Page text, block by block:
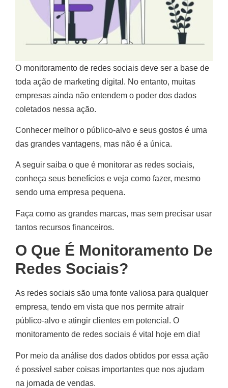
O monitoramento de redes sociais deve ser a base de
toda ação de marketing digital. No entanto, muitas
empresas ainda não entendem o poder dos dados
coletados nessa ação.
Conhecer melhor o público-alvo e seus gostos é uma
das grandes vantagens, mas não é a única.
A seguir saiba o que é monitorar as redes sociais,
conheça seus benefícios e veja como fazer, mesmo
sendo uma empresa pequena.
Faça como as grandes marcas, mas sem precisar usar
tantos recursos financeiros.
O Que É Monitoramento De
Redes Sociais?
As redes sociais são uma fonte valiosa para qualquer
empresa, tendo em vista que nos permite atrair
público-alvo e atingir clientes em potencial. O
monitoramento de redes sociais é vital hoje em dia!
Por meio da análise dos dados obtidos por essa ação
é possível saber coisas importantes que nos ajudam
na jornada de vendas.